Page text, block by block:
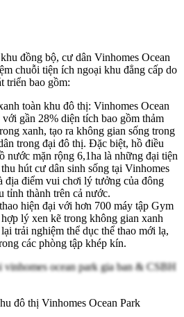
đồng bộ, cư dân Vinhomes Ocean
chuỗi tiện ích ngoại khu đẳng cấp do
triển bao gồm:
toàn khu đô thị: Vinhomes Ocean
gần 28% diện tích bao gồm thảm
xanh, tạo ra không gian sống trong
trong đại đô thị. Đặc biệt, hồ điều
nước mặn rộng 6,1ha là những đại tiện
hút cư dân sinh sống tại Vinhomes
địa điểm vui chơi lý tưởng của đông
tỉnh thành trên cả nước.
hiện đại với hơn 700 máy tập Gym
lý xen kẽ trong không gian xanh
trải nghiệm thể dục thể thao mới lạ,
các phòng tập khép kín.
đô thị Vinhomes Ocean Park